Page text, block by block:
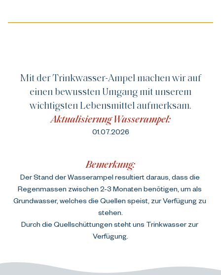
Mit der Trinkwasser-Ampel machen wir auf
einen bewussten Umgang mit unserem
wichtigsten Lebensmittel aufmerksam.
Aktualisierung Wasserampel:
01.07.2026
Bemerkung:
Der Stand der Wasserampel resultiert daraus, dass die
Regenmassen zwischen 2-3 Monaten benötigen, um als
Grundwasser, welches die Quellen speist, zur Verfügung zu
stehen.
Durch die Quellschüttungen steht uns Trinkwasser zur
Verfügung.